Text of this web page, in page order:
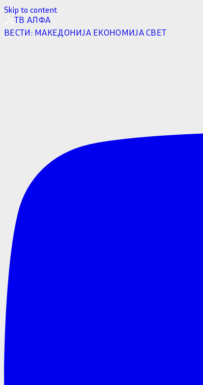
Skip to content
ТВ АЛФА
ВЕСТИ: МАКЕДОНИЈА ЕКОНОМИЈАСВЕТ